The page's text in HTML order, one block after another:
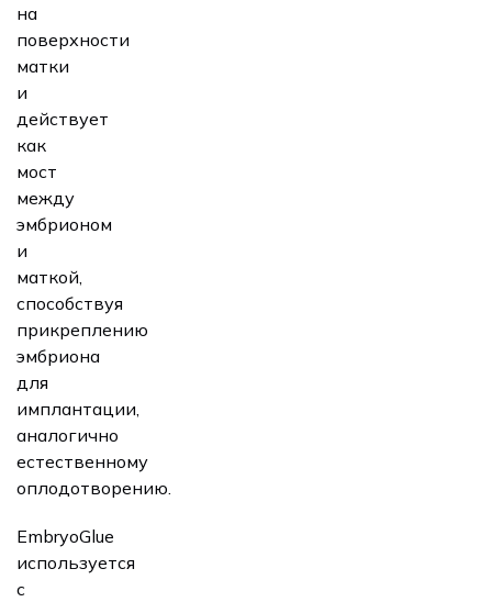
на
поверхности
матки
и
действует
как
мост
между
эмбрионом
и
маткой,
способствуя
прикреплению
эмбриона
для
имплантации,
аналогично
естественному
оплодотворению.
EmbryoGlue
используется
с